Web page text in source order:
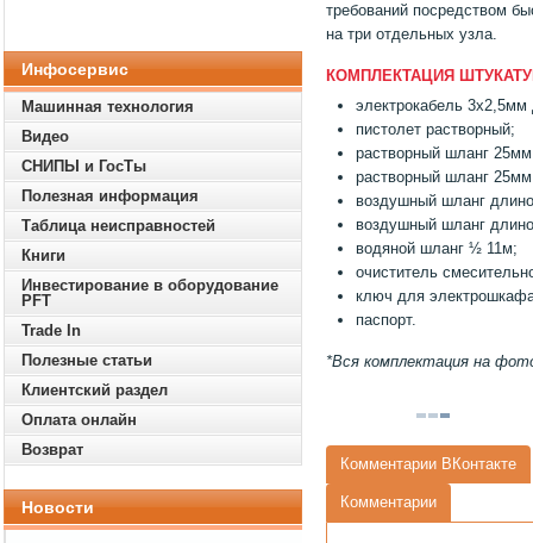
требований посредством
на три отдельных узла.
КОМПЛЕКТАЦИЯ
электрокабель
пистолет растворный;
растворный шланг
растворный шланг
воздушный шланг
воздушный шланг
водяной шланг ½ 11м;
очиститель
ключ для
паспорт.
*Вся комплектация на
Комментарии ВКонтакте
Комментарии
Инфосервис
Машинная технология
Видео
СНИПЫ и ГосТы
Полезная информация
Таблица неисправностей
Книги
Инвестирование в оборудование
PFT
Trade In
Полезные статьи
Клиентский раздел
Оплата онлайн
Возврат
Новости